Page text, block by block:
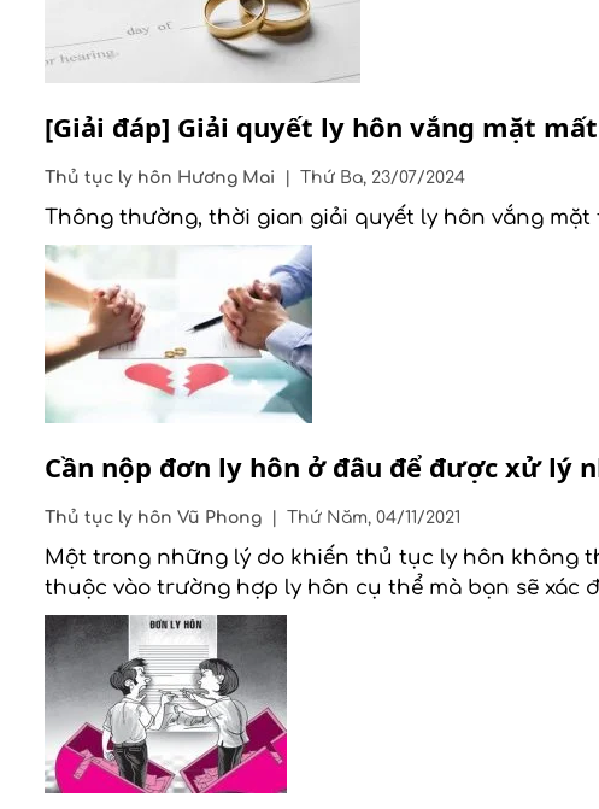
[Giải đáp] Giải quyết ly hôn vắng mặt
Thủ tục ly hôn Hương Mai Thứ Ba, 23/07/2024
Thông thường, thời gian giải quyết ly hôn vắng mặt
Cần nộp đơn ly hôn ở đâu để được xử lý
Thủ tục ly hôn Vũ Phong Thứ Năm, 04/11/2021
Một trong những lý do khiến thủ tục ly hôn không
thuộc vào trường hợp ly hôn cụ thể mà bạn sẽ xác